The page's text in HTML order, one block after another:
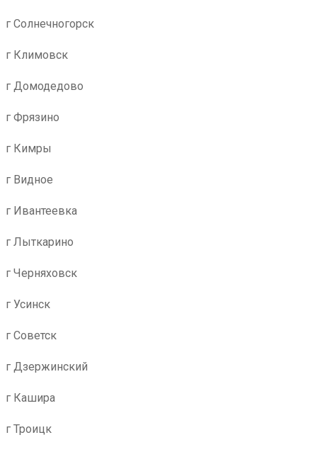
г Солнечногорск
г Климовск
г Домодедово
г Фрязино
г Кимры
г Видное
г Ивантеевка
г Лыткарино
г Черняховск
г Усинск
г Советск
г Дзержинский
г Кашира
г Троицк